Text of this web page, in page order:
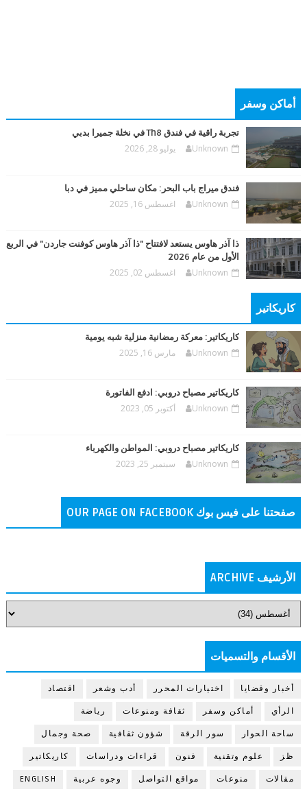
أماكن وسفر
تجربة راقية في فندق Th8 في نخلة جميرا بدبي
Unknown يوليو 28, 2026
فندق ميراج باب البحر: مكان ساحلي مميز في دبا
Unknown اغسطس 16, 2025
ذا آذر هاوس يستعد لافتتاح "ذا آذر هاوس كوفنت جاردن" في الربع
الأول من عام 2026
Unknown اغسطس 02, 2025
كاريكاتير
كاريكاتير: معركة رمضانية منزلية شبه يومية
Unknown مارس 16, 2025
كاريكاتير مصباح دروبي: ادفع الفاتورة
Unknown أكتوبر 05, 2023
كاريكاتير مصباح دروبي: المواطن والكهرباء
Unknown سبتمبر 25, 2023
صفحتنا على فيس بوك OUR PAGE ON FACEBOOK
الأرشيف ARCHIVE
الأقسام والتسميات
أخبار وقضايا اختيارات المحرر أدب وشعر اقتصاد
الرأي أماكن وسفر ثقافة ومنوعات رياضة
ساحة الحوار سور الرقة شؤون ثقافية صحة وجمال
ظز علوم وتقنية فنون قراءات ودراسات كاريكاتير
مقالات منوعات مواقع التواصل وجوه عربية ENGLISH